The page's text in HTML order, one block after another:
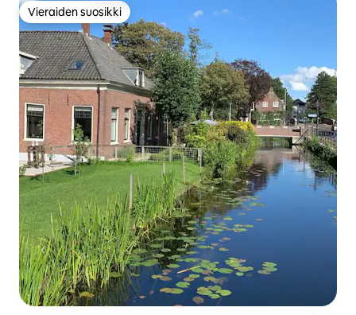
Vieraiden suosikki
Vieraiden suosikki